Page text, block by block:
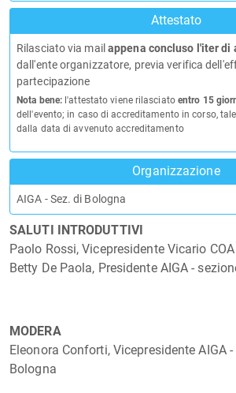
SALUTI INTRODUTTIVI
Paolo Rossi, Vicepresidente Vicario
Betty De Paola, Presidente AIGA -
MODERA
Eleonora Conforti, Vicepresidente AIGA
Bologna
Attestato
Rilasciato via mail appena concluso l'iter di
dall'ente organizzatore, previa verifica
partecipazione
Nota bene: l'attestato viene rilasciato entro 15
dell'evento; in caso di accreditamento in corso,
dalla data di avvenuto accreditamento
Organizzazione
AIGA - Sez. di Bologna